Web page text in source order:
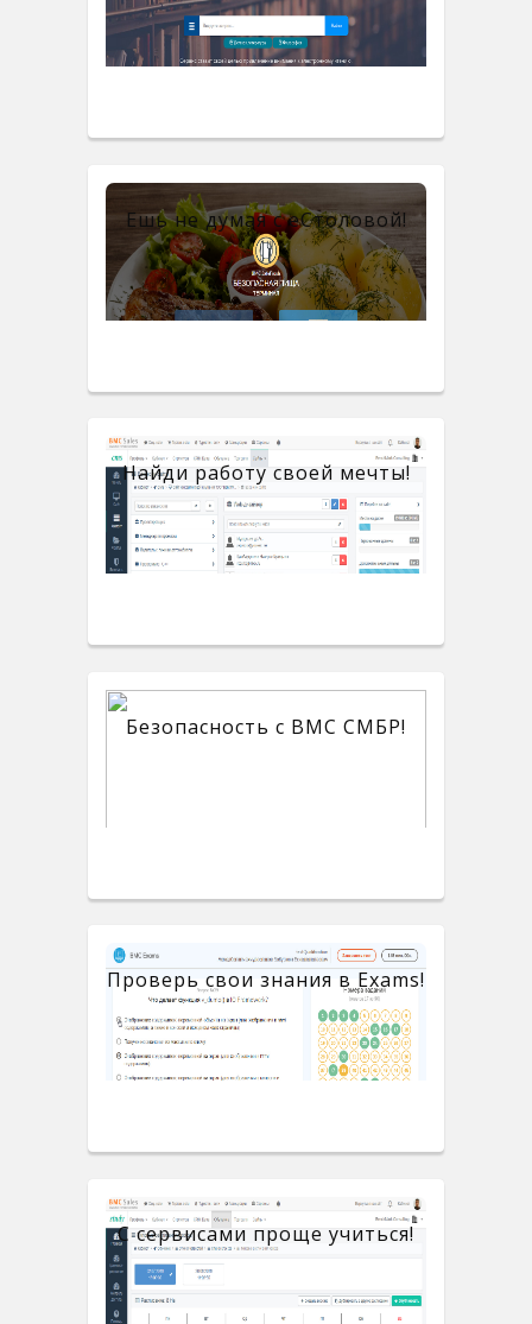
Ешь не думая с eСтоловой!
Найди работу своей мечты!
Безопасность с BMC СМБР!
Проверь свои знания в Exams!
С сервисами проще учиться!